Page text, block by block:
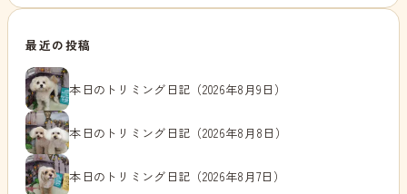
最近の投稿
本日のトリミング日記（2026年8月9日）
本日のトリミング日記（2026年8月8日）
本日のトリミング日記（2026年8月7日）